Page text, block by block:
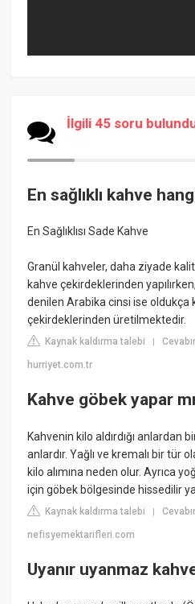
İlgili 45 soru
En sağlıklı kahve
En Sağlıklısı Sade Kahve
Granül kahveler, daha ziyade
kahve çekirdeklerinden
denilen Arabika cinsi ise oldukça
çekirdeklerinden üretilmektedir.
Kaynak kaldırma talebi |
hurriyet.com.tr
Kahve göbek yapar
Kahvenin kilo aldırdığı anlardan
anlardır. Yağlı ve kremalı bir tür
kilo alımına neden olur. Ayrıca
için göbek bölgesinde hissedilir
Kaynak kaldırma talebi |
nefisyemektarifleri.com
Uyanır uyanmaz